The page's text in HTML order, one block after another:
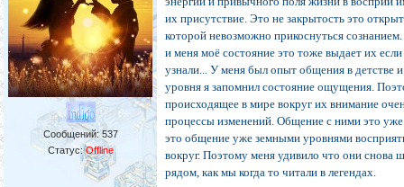
Сообщений:537
Статус:Offline
их присутствие. Это не закрытость это
которой невозможно прикоснуться
и меня моё состояние это тоже выдает их
узнали... У меня был опыт общения в детстве
уровня я запомнил состояние ощущения.
происходящее в мире вокруг их внимание
процессы изменений. Общение с ними это уже
это общение уже земными уровнями
вокруг. Поэтому меня удивило что они снова
рядом, как мы когда то читали в легендах.